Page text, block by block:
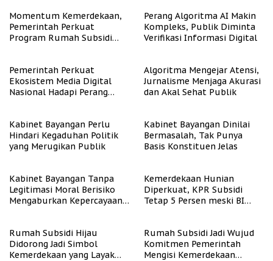
Momentum Kemerdekaan,
Pemerintah Perkuat
Program Rumah Subsidi
Perang Algoritma AI Makin
Kompleks, Publik Diminta
Verifikasi Informasi Digital
Pemerintah Perkuat
Ekosistem Media Digital
Nasional Hadapi Perang
Algoritma Mengejar Atensi,
Jurnalisme Menjaga Akurasi
dan Akal Sehat Publik
Kabinet Bayangan Perlu
Hindari Kegaduhan Politik
yang Merugikan Publik
Kabinet Bayangan Dinilai
Bermasalah, Tak Punya
Basis Konstituen Jelas
Kabinet Bayangan Tanpa
Legitimasi Moral Berisiko
Mengaburkan Kepercayaan
Kemerdekaan Hunian
Diperkuat, KPR Subsidi
Tetap 5 Persen meski BI
Rumah Subsidi Hijau
Didorong Jadi Simbol
Kemerdekaan yang Layak
Rumah Subsidi Jadi Wujud
Komitmen Pemerintah
Mengisi Kemerdekaan